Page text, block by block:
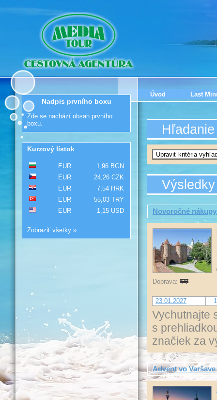
Úvod Last
Novoročné
Doprava:
23.01.2027
Vychutnajte
s
značiek za
Advent vo Varšave
Nadpis prvního boxu
Zde se nachází obsah prvního
boxu.
Kurzový lístok
EUR
1,96 BGN
EUR
24,26 CZK
EUR
7,54 HRK
EUR
55,03 TRY
EUR
1,15 USD
Zobraziť všetky »